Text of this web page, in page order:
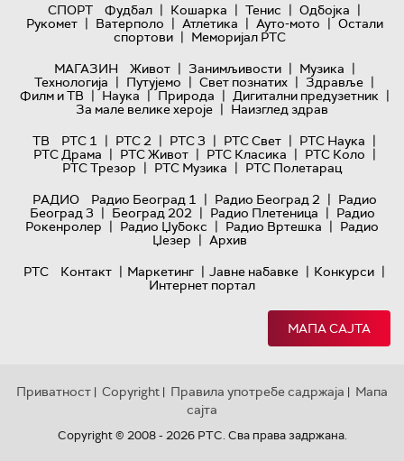
СПОРТ
Фудбал | Кошарка | Тенис | Одбојка |
Рукомет | Ватерполо | Атлетика | Ауто-мото | Остали
спортови | Меморијал РТС
МАГАЗИН
Живот | Занимљивости | Музика |
Технологијa | Путујемо | Свет познатих | Здравље |
Филм и ТВ | Наука | Природа | Дигитални предузетник |
За мале велике хероје | Наизглед здрав
ТВ
РТС 1 | РТС 2 | РТС 3 | РТС Свет | РТС Наука |
РТС Драма | РТС Живот | РТС Класика | РТС Коло |
РТС Трезор | РТС Музика | РТС Полетарац
РАДИО
Радио Београд 1 | Радио Београд 2 | Радио
Београд 3 | Београд 202 | Радио Плетеница | Радио
Рокенролер | Радио Џубокс | Радио Вртешка | Радио
Џезер | Архив
РТС
Контакт | Маркетинг | Јавне набавке | Конкурси |
Интернет портал
МАПА САЈТА
Приватност | Copyright | Правила употребе садржаја | Мапа
сајта
Copyright © 2008 - 2026 РТС. Сва права задржана.